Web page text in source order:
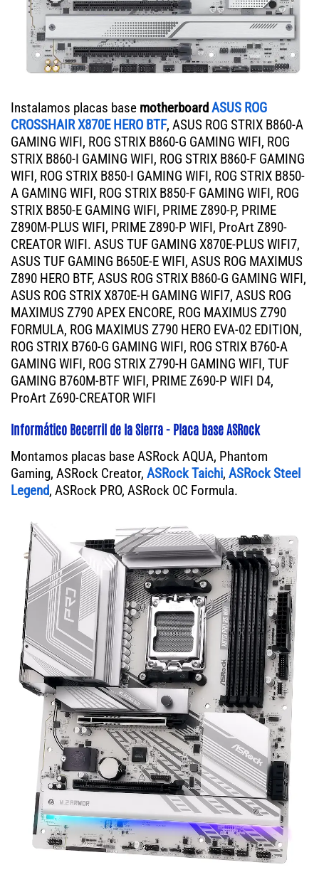
Instalamos placas base motherboardASUS ROG
CROSSHAIR X870E HERO BTF, ASUS ROG STRIX B860-A
GAMING WIFI, ROG STRIX B860-G GAMING WIFI, ROG
STRIX B860-I GAMING WIFI, ROG STRIX B860-F GAMING
WIFI, ROG STRIX B850-I GAMING WIFI, ROG STRIX B850-
A GAMING WIFI, ROG STRIX B850-F GAMING WIFI, ROG
STRIX B850-E GAMING WIFI, PRIME Z890-P, PRIME
Z890M-PLUS WIFI, PRIME Z890-P WIFI, ProArt Z890-
CREATOR WIFI. ASUS TUF GAMING X870E-PLUS WIFI7,
ASUS TUF GAMING B650E-E WIFI, ASUS ROG MAXIMUS
Z890 HERO BTF, ASUS ROG STRIX B860-G GAMING WIFI,
ASUS ROG STRIX X870E-H GAMING WIFI7, ASUS ROG
MAXIMUS Z790 APEX ENCORE, ROG MAXIMUS Z790
FORMULA, ROG MAXIMUS Z790 HERO EVA-02 EDITION,
ROG STRIX B760-G GAMING WIFI, ROG STRIX B760-A
GAMING WIFI, ROG STRIX Z790-H GAMING WIFI, TUF
GAMING B760M-BTF WIFI, PRIME Z690-P WIFI D4,
ProArt Z690-CREATOR WIFI
Informático Becerril de la Sierra - Placa base ASRock
Montamos placas base ASRock AQUA, Phantom
Gaming, ASRock Creator, ASRock Taichi, ASRock Steel
Legend, ASRock PRO, ASRock OC Formula.